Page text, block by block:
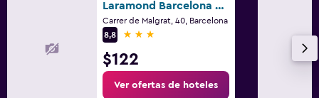
Laramond Barcelona Rooms
Carrer de Malgrat, 40, Barcelona
8,8
3 estrellas
$122
Ver ofertas de hoteles